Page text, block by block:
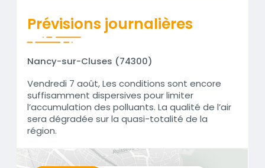
Prévisions journalières
Nancy-sur-Cluses (74300)
Vendredi 7 août, Les conditions sont encore
suffisamment dispersives pour limiter
l’accumulation des polluants. La qualité de l’air
sera dégradée sur la quasi-totalité de la
région.